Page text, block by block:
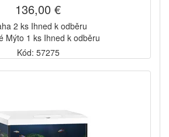
136,00 €
2 ks Ihned k odběru
Mýto 1 ks Ihned k odběru
Kód: 57275